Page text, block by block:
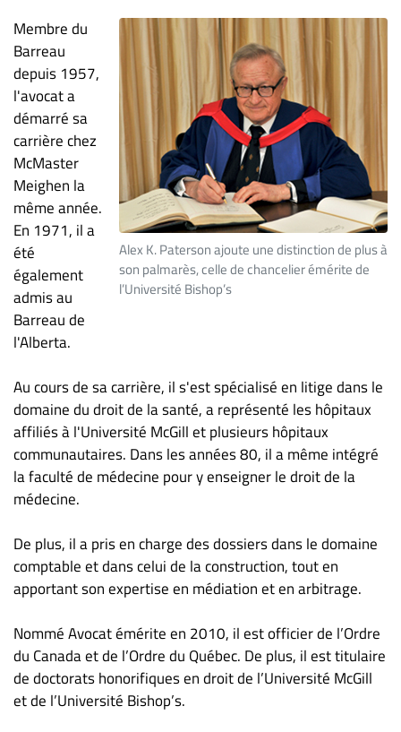
Espace
entreprises
Page
entreprises
Publier
un
emploi
Publicité
Solutions de
recrutements
TROUVEZ-
NOUS
Nous
À
propos
Infolettre
S’abonner
FAQ
confidentialité
Alex K. Paterson ajoute une distinction de plus à
son palmarès, celle de chancelier émérite de
l’Université Bishop’s
Membre du
Barreau
depuis 1957,
l'avocat a
démarré sa
carrière chez
McMaster
Meighen la
même année.
En 1971, il a
été
également
admis au
Barreau de
l'Alberta.
Au cours de sa carrière, il s'est spécialisé en litige dans le
domaine du droit de la santé, a représenté les hôpitaux
affiliés à l'Université McGill et plusieurs hôpitaux
communautaires. Dans les années 80, il a même intégré
la faculté de médecine pour y enseigner le droit de la
médecine.
De plus, il a pris en charge des dossiers dans le domaine
comptable et dans celui de la construction, tout en
apportant son expertise en médiation et en arbitrage.
Nommé Avocat émérite en 2010, il est officier de l’Ordre
du Canada et de l’Ordre du Québec. De plus, il est titulaire
de doctorats honorifiques en droit de l’Université McGill
et de l’Université Bishop’s.